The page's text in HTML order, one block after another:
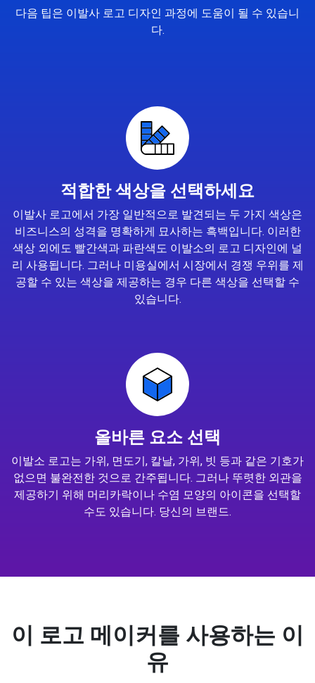
다음 팁은 이발사 로고 디자인 과정에 도움이 될 수 있습니
다.
적합한 색상을 선택하세요
이발사 로고에서 가장 일반적으로 발견되는 두 가지 색상은
비즈니스의 성격을 명확하게 묘사하는 흑백입니다. 이러한
색상 외에도 빨간색과 파란색도 이발소의 로고 디자인에 널
리 사용됩니다. 그러나 미용실에서 시장에서 경쟁 우위를 제
공할 수 있는 색상을 제공하는 경우 다른 색상을 선택할 수
있습니다.
올바른 요소 선택
이발소 로고는 가위, 면도기, 칼날, 가위, 빗 등과 같은 기호가
없으면 불완전한 것으로 간주됩니다. 그러나 뚜렷한 외관을
제공하기 위해 머리카락이나 수염 모양의 아이콘을 선택할
수도 있습니다. 당신의 브랜드.
이 로고 메이커를 사용하는 이
유